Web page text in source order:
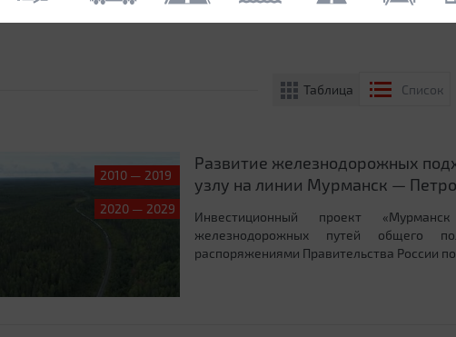
Таблица Список
2010 — 2019
2020 — 2029
Развитие железнодорожных
узлу на линии Мурманск —
Инвестиционный проект
железнодорожных путей общего
распоряжениями Правительства России